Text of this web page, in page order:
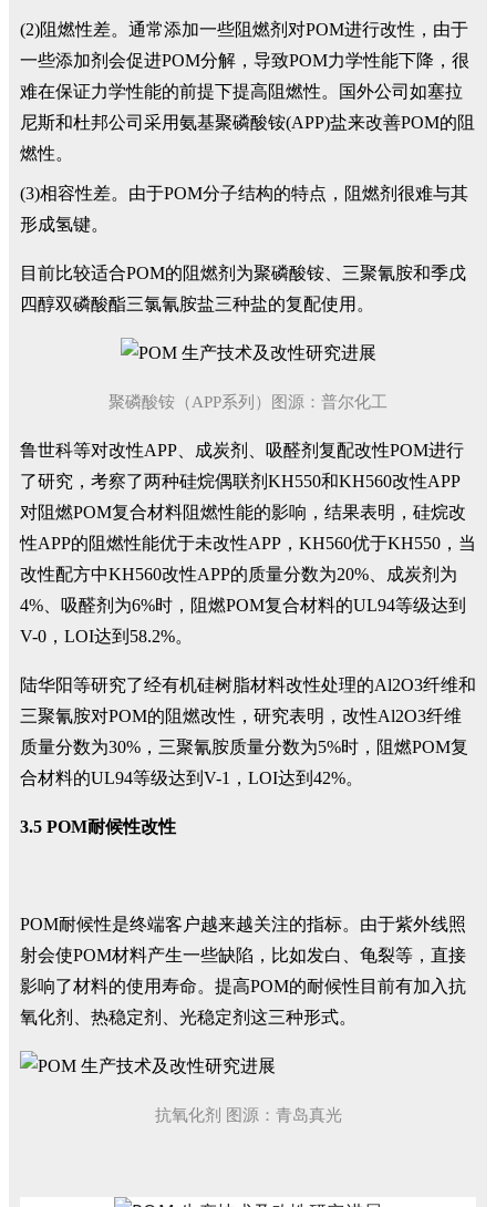
(2)阻燃性差。通常添加一些阻燃剂对POM进行改性，由于
一些添加剂会促进POM分解，导致POM力学性能下降，很
难在保证力学性能的前提下提高阻燃性。国外公司如塞拉
尼斯和杜邦公司采用氨基聚磷酸铵(APP)盐来改善POM的阻
燃性。
(3)相容性差。由于POM分子结构的特点，阻燃剂很难与其
形成氢键。
目前比较适合POM的阻燃剂为聚磷酸铵、三聚氰胺和季戊
四醇双磷酸酯三氯氰胺盐三种盐的复配使用。
聚磷酸铵（APP系列）图源：普尔化工
鲁世科等对改性APP、成炭剂、吸醛剂复配改性POM进行
了研究，考察了两种硅烷偶联剂KH550和KH560改性APP
对阻燃POM复合材料阻燃性能的影响，结果表明，硅烷改
性APP的阻燃性能优于未改性APP，KH560优于KH550，当
改性配方中KH560改性APP的质量分数为20%、成炭剂为
4%、吸醛剂为6%时，阻燃POM复合材料的UL94等级达到
V-0，LOI达到58.2%。
陆华阳等研究了经有机硅树脂材料改性处理的Al2O3纤维和
三聚氰胺对POM的阻燃改性，研究表明，改性Al2O3纤维
质量分数为30%，三聚氰胺质量分数为5%时，阻燃POM复
合材料的UL94等级达到V-1，LOI达到42%。
3.5 POM耐候性改性
POM耐候性是终端客户越来越关注的指标。由于紫外线照
射会使POM材料产生一些缺陷，比如发白、龟裂等，直接
影响了材料的使用寿命。提高POM的耐候性目前有加入抗
氧化剂、热稳定剂、光稳定剂这三种形式。
抗氧化剂 图源：青岛真光